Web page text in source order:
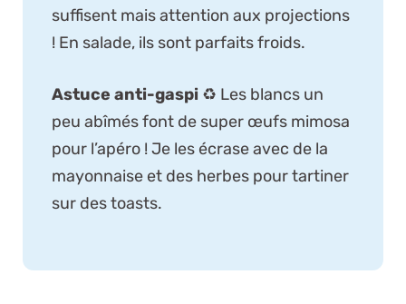
suffisent mais attention aux projections
! En salade, ils sont parfaits froids.
Astuce anti-gaspi ♻️ Les blancs un
peu abîmés font de super œufs mimosa
pour l’apéro ! Je les écrase avec de la
mayonnaise et des herbes pour tartiner
sur des toasts.